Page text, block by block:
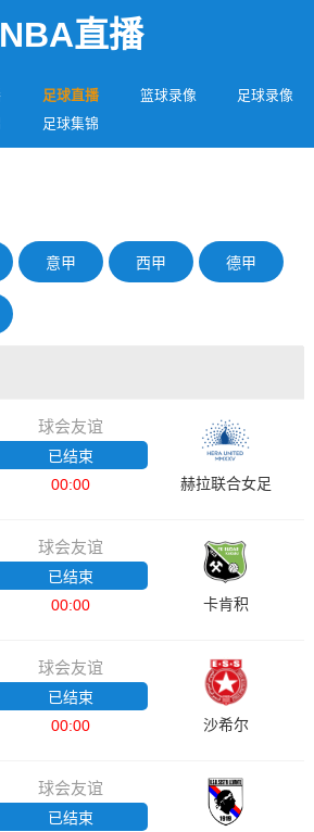
NBA直播
足球直播 篮球录像
足球录像
足球集锦
意甲 西甲 德甲
球会友谊
已结束
00:00
赫拉联合女足
球会友谊
已结束
00:00
卡肯积
球会友谊
已结束
00:00
沙希尔
球会友谊
已结束